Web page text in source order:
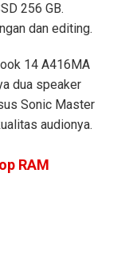
256 GB.
dan editing.
14 A416MA
dua speaker
Sonic Master
audionya.
RAM